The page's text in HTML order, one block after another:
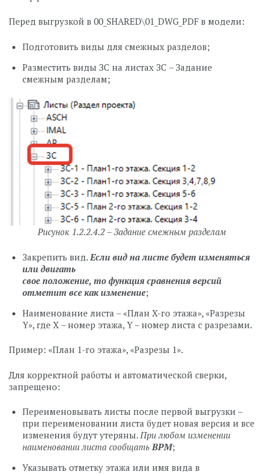
Перед выгрузкой в 00_SHARED\01_DWG_PDF в модели:
Подготовить виды для смежных разделов;
Разместить виды ЗС на листах ЗС – Задание
смежным разделам;
Рисунок 1.2.2.4.2 – Задание смежным разделам
Закрепить вид. Если вид на листе будет изменяться
или двигать
свое положение, то функция сравнения версий
отметит все как изменение;
Наименование листа – «План X-го этажа», «Разрезы
Y», где X – номер этажа, Y – номер листа с разрезами.
Пример: «План 1-го этажа», «Разрезы 1».
Для корректной работы и автоматической сверки,
запрещено:
Переименовывать листы после первой выгрузки –
при переименовании листа будет новая версия и все
изменения будут утеряны. При любом изменении
наименовании листа сообщатьBPM;
Указывать отметку этажа или имя вида в